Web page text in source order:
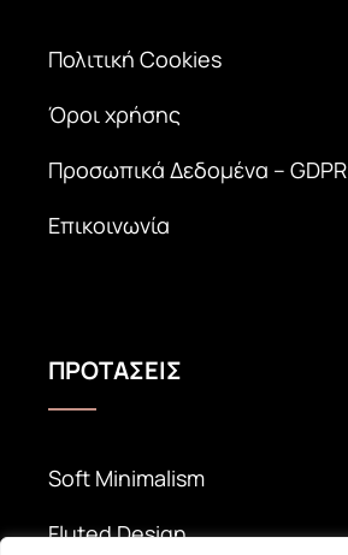
Πολιτική Cookies
Όροι χρήσης
Προσωπικά Δεδομένα – GDPR
Επικοινωνία
ΠΡΟΤΑΣΕΙΣ
Soft Minimalism
Fluted Design